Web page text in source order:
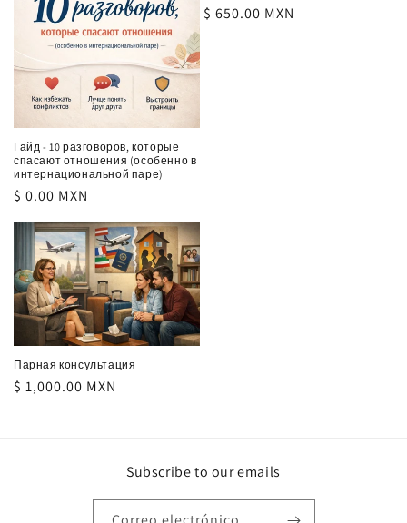
Гайд - 10 разговоров, которые
спасают отношения (особенно в
интернациональной паре)
Precio
$ 0.00 MXN
Precio
$ 650.00 MXN
Парная консультация
Precio
$ 1,000.00 MXN
Subscribe to our emails